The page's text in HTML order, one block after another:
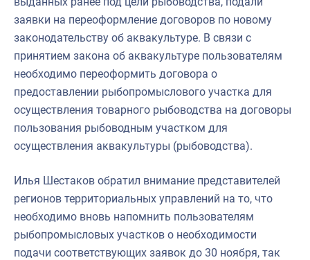
заявки на переоформление договоров по новому
законодательству об аквакультуре. В связи с
принятием закона об аквакультуре пользователям
необходимо переоформить договора о
предоставлении рыбопромыслового участка для
осуществления товарного рыбоводства на договоры
пользования рыбоводным участком для
осуществления аквакультуры (рыбоводства).
Илья Шестаков обратил внимание представителей
регионов территориальных управлений на то, что
необходимо вновь напомнить пользователям
рыбопромысловых участков о необходимости
подачи соответствующих заявок до 30 ноября, так